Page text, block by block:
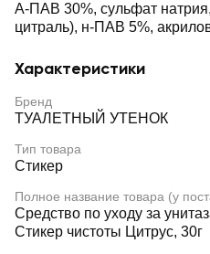
А-ПАВ 30%, сульфат
цитраль), н-ПАВ 5%,
Характеристики
Бренд
ТУАЛЕТНЫЙ УТЕНОК
Тип товара
Стикер
Полное название товара (у
Средство по уходу за
Стикер чистоты Цитрус, 30г